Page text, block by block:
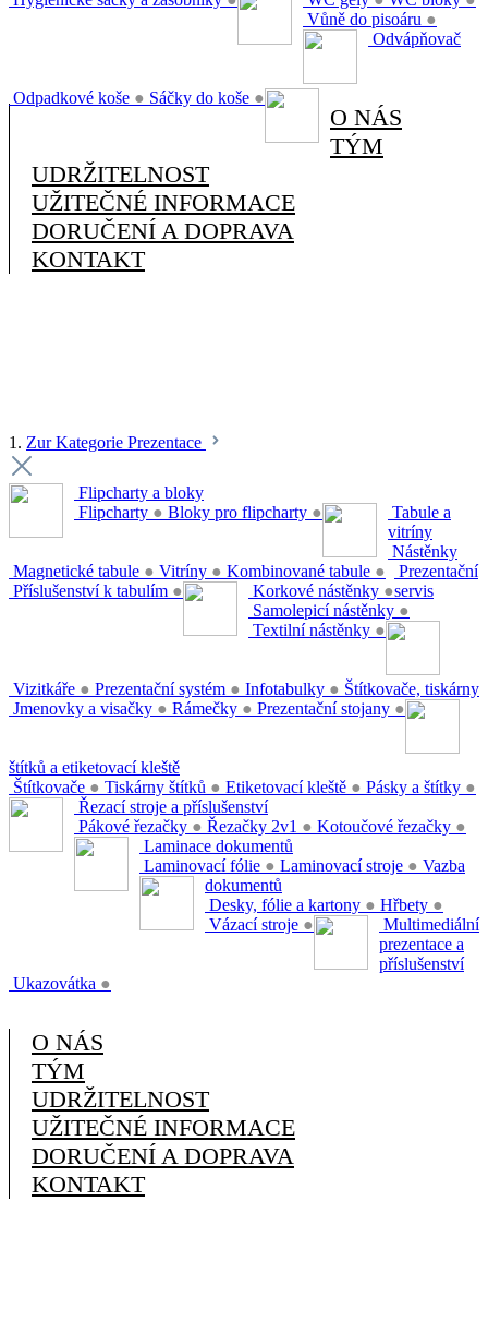
Vůně do pisoáru ●
Odpadkové koše ● Sáčky do koše ●
Odvápňovač
O NÁS
TÝM
UDRŽITELNOST
UŽITEČNÉ INFORMACE
DORUČENÍ A DOPRAVA
KONTAKT
1. Zur Kategorie Prezentace
Flipcharty a bloky
Flipcharty ● Bloky pro flipcharty ●
Tabule a
vitríny
Magnetické tabule ● Vitríny ● Kombinované tabule ●
Příslušenství k tabulím ●
Nástěnky
Korkové nástěnky ●
Samolepicí nástěnky ●
Textilní nástěnky ●
Prezentační
servis
Vizitkáře ● Prezentační systém ● Infotabulky ●
Jmenovky a visačky ● Rámečky ● Prezentační stojany ●
Štítkovače, tiskárny
štítků a etiketovací kleště
Štítkovače ● Tiskárny štítků ● Etiketovací kleště ● Pásky a štítky ●
Řezací stroje a příslušenství
Pákové řezačky ● Řezačky 2v1 ● Kotoučové řezačky ●
Laminace dokumentů
Laminovací fólie ● Laminovací stroje ● Vazba
dokumentů
Desky, fólie a kartony ● Hřbety ●
Vázací stroje ●
Multimediální
prezentace a
příslušenství
Ukazovátka ●
O NÁS
TÝM
UDRŽITELNOST
UŽITEČNÉ INFORMACE
DORUČENÍ A DOPRAVA
KONTAKT